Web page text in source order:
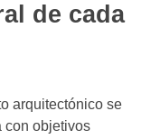
de cada
arquitectónico se
con objetivos